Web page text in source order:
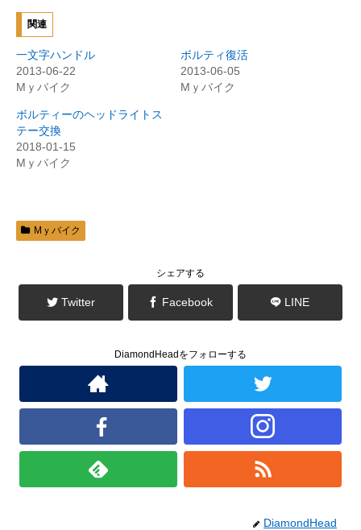
し
て
T
w
i
t
t
e
r
共
有
(
新
し
い
ウ
開
き
ま
で
共
ク
新
い
ド
で
き
関連
一文字ハンドル
2013-06-22
Mｙバイク
ボルティ復活
2013-06-05
Mｙバイク
ボルティーのヘッドライトス
テー交換
2018-01-15
Mｙバイク
Mｙバイク
シェアする
Twitter Facebook LINE
DiamondHeadをフォローする
DiamondHead